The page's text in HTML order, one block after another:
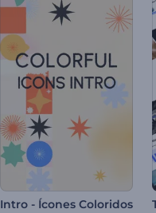
Intro - Ícones Coloridos